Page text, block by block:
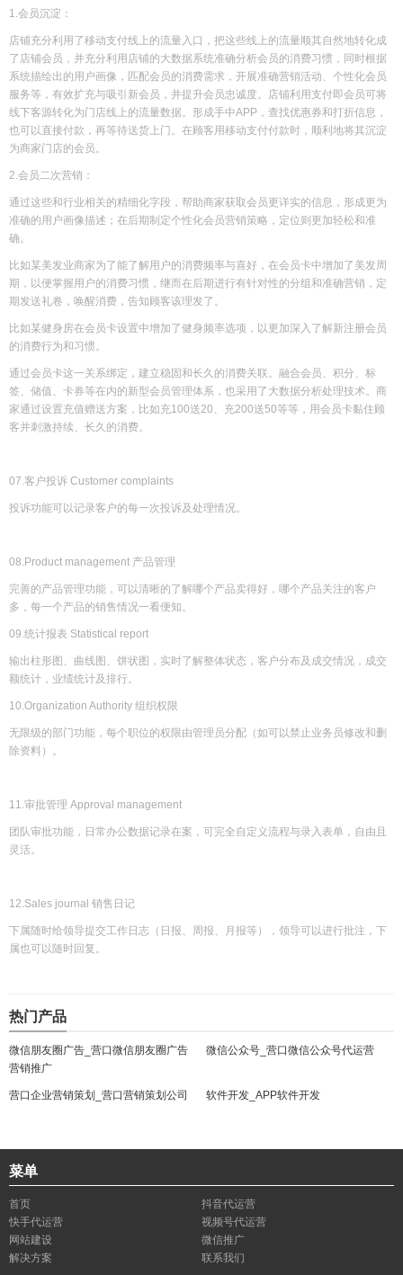
1.会员沉淀：
店铺充分利用了移动支付线上的流量入口，把这些线上的流量顺其自然地转化成
了店铺会员，并充分利用店铺的大数据系统准确分析会员的消费习惯，同时根据
系统描绘出的用户画像，匹配会员的消费需求，开展准确营销活动、个性化会员
服务等，有效扩充与吸引新会员，并提升会员忠诚度。店铺利用支付即会员可将
线下客源转化为门店线上的流量数据。形成手中APP，查找优惠券和打折信息，
也可以直接付款，再等待送货上门。在顾客用移动支付付款时，顺利地将其沉淀
为商家门店的会员。
2.会员二次营销：
通过这些和行业相关的精细化字段，帮助商家获取会员更详实的信息，形成更为
准确的用户画像描述；在后期制定个性化会员营销策略，定位则更加轻松和准
确。
比如某美发业商家为了能了解用户的消费频率与喜好，在会员卡中增加了美发周
期，以便掌握用户的消费习惯，继而在后期进行有针对性的分组和准确营销，定
期发送礼卷，唤醒消费，告知顾客该理发了。
比如某健身房在会员卡设置中增加了健身频率选项，以更加深入了解新注册会员
的消费行为和习惯。
通过会员卡这一关系绑定，建立稳固和长久的消费关联。融合会员、积分、标
签、储值、卡券等在内的新型会员管理体系，也采用了大数据分析处理技术。商
家通过设置充值赠送方案，比如充100送20、充200送50等等，用会员卡黏住顾
客并刺激持续、长久的消费。
07.客户投诉 Customer complaints
投诉功能可以记录客户的每一次投诉及处理情况。
08.Product management 产品管理
完善的产品管理功能，可以清晰的了解哪个产品卖得好，哪个产品关注的客户
多，每一个产品的销售情况一看便知。
09.统计报表 Statistical report
输出柱形图、曲线图、饼状图，实时了解整体状态，客户分布及成交情况，成交
额统计，业绩统计及排行。
10.Organization Authority 组织权限
无限级的部门功能，每个职位的权限由管理员分配（如可以禁止业务员修改和删
除资料）。
11.审批管理 Approval management
团队审批功能，日常办公数据记录在案，可完全自定义流程与录入表单，自由且
灵活。
12.Sales journal 销售日记
下属随时给领导提交工作日志（日报、周报、月报等），领导可以进行批注，下
属也可以随时回复。
热门产品
微信朋友圈广告_营口微信朋友圈广告
营销推广
微信公众号_营口微信公众号代运营
营口企业营销策划_营口营销策划公司 软件开发_APP软件开发
菜单
首页
抖音代运营
快手代运营
视频号代运营
网站建设
微信推广
解决方案
联系我们